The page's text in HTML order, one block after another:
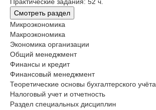
Смотреть раздел
Микроэкономика
Макроэкономика
Экономика организации
Общий менеджмент
Финансы и кредит
Финансовый менеджмент
Теоретические основы бухгалтерского учёта
Налоговый учет и отчетность
Раздел специальных дисциплин